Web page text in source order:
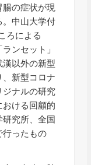
腸の症状が現
。中山大学付
ろによる
ンセット」
以外の新型
新型コロナ
ジナルの研究
ける回顧的
究所、全国
行ったもの